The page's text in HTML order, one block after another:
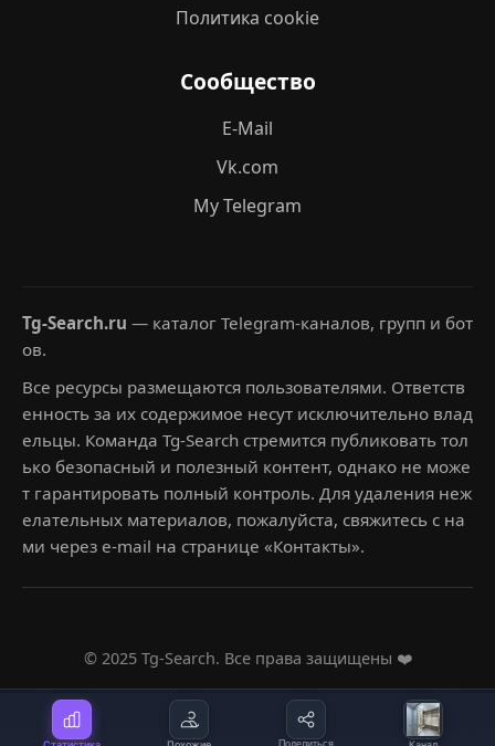
Поделиться
Политика cookie
Сообщество
E-Mail
Vk.com
My Telegram
Tg-Search.ru — каталог Telegram-каналов, групп и бот
ов.
Все ресурсы размещаются пользователями. Ответств
енность за их содержимое несут исключительно влад
ельцы. Команда Tg-Search стремится публиковать тол
ько безопасный и полезный контент, однако не може
т гарантировать полный контроль. Для удаления неж
елательных материалов, пожалуйста, свяжитесь с на
ми через e-mail на странице «Контакты».
© 2025 Tg-Search. Все права защищены ❤️